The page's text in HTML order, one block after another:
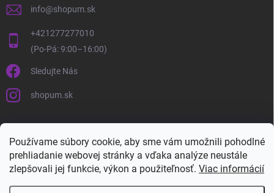
Používame súbory cookie, aby sme vám umožnili pohodlné
prehliadanie webovej stránky a vďaka analýze neustále
zlepšovali jej funkcie, výkon a použiteľnosť. Viac informácií
info@shopum.sk
+421277277010
Sledujte Nás
shopum.sk